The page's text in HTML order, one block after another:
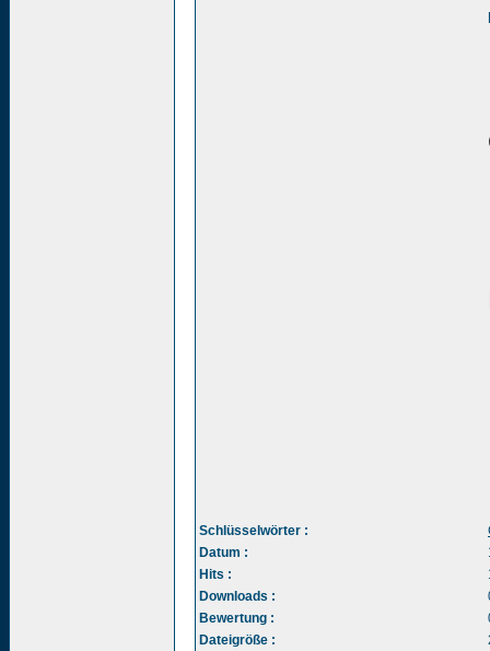
Schlüsselwörter :
Datum :
Hits :
Downloads :
Bewertung :
Dateigröße :